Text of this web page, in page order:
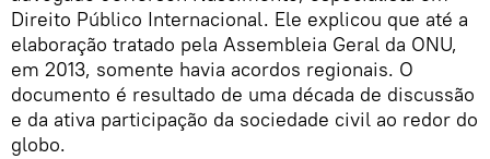
Direito Público Internacional. Ele explicou que até a
elaboração tratado pela Assembleia Geral da ONU,
em 2013, somente havia acordos regionais. O
documento é resultado de uma década de discussão
e da ativa participação da sociedade civil ao redor do
globo.